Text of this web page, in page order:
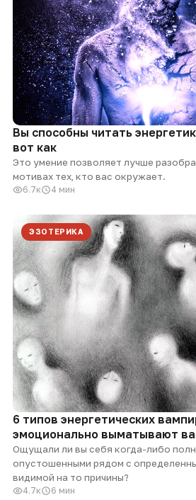
Вы способны читать
вот как
Это умение позволяет лучше
мотивах тех, кто вас окружает.
6.7к 4 мин
ЭЗОТЕРИКА
6 типов энергетических
эмоционально выматывают
Ощущали ли вы себя когда-либо
опустошенными рядом с
видимой на то причины?
4.7к 6 мин